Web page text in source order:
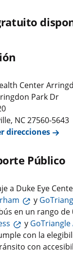
Center
Park Dr
, NC27560-5643
direcciones
Público
a Duke Eye
y
en un rango de
y GoTriangle
con la
con